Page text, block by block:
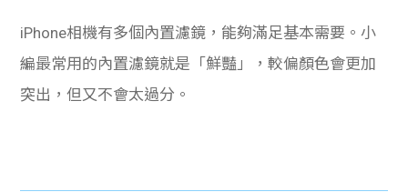
iPhone相機有多個內置濾鏡，能夠滿足基本需要。小
編最常用的內置濾鏡就是「鮮豔」，較偏顏色會更加
突出，但又不會太過分。